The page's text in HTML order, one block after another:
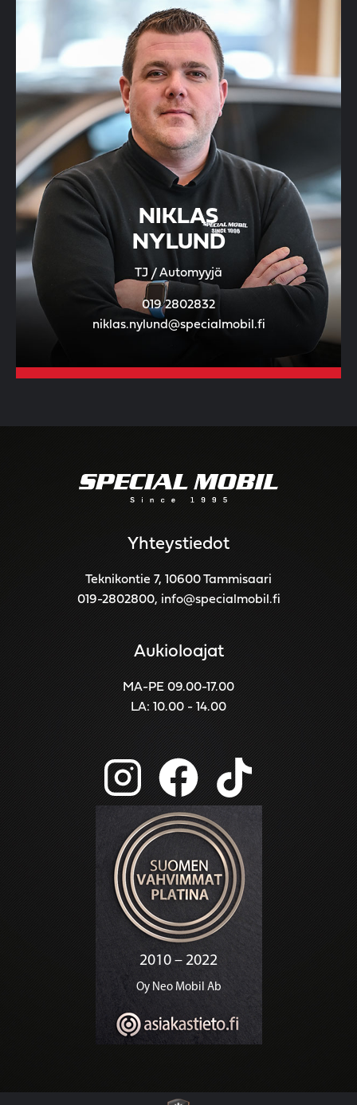
NIKLAS
NYLUND
TJ / Automyyjä
019 2802832
niklas.nylund@specialmobil.fi
Yhteystiedot
Teknikontie 7, 10600 Tammisaari
019-2802800, info@specialmobil.fi
Aukioloajat
MA-PE 09.00-17.00
LA: 10.00 - 14.00